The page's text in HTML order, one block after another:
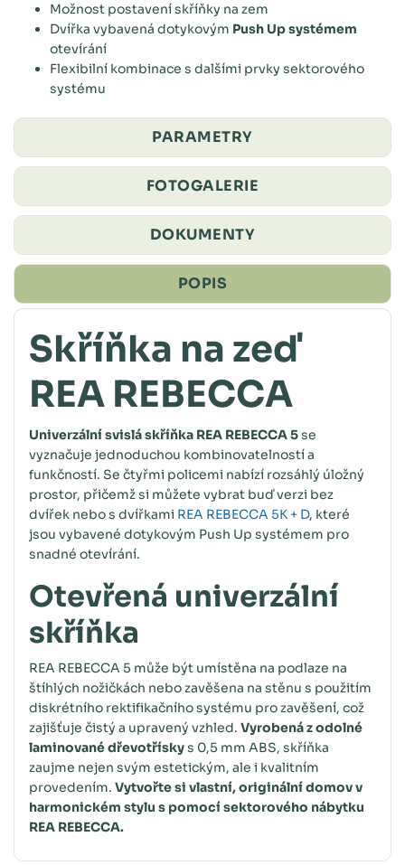
Možnost postavení skříňky na zem
Dvířka vybavená dotykovým Push Up systémem
otevírání
Flexibilní kombinace s dalšími prvky sektorového
systému
PARAMETRY
FOTOGALERIE
DOKUMENTY
POPIS
Skříňka na zeď
REA REBECCA
Univerzální svislá skříňka REA REBECCA 5se
vyznačuje jednoduchou kombinovatelností a
funkčností. Se čtyřmi policemi nabízí rozsáhlý úložný
prostor, přičemž si můžete vybrat buď verzi bez
dvířek nebo s dvířkami REA REBECCA 5K + D, které
jsou vybavené dotykovým Push Up systémem pro
snadné otevírání.
Otevřená univerzální
skříňka
REA REBECCA 5 může být umístěna na podlaze na
štíhlých nožičkách nebo zavěšena na stěnu s použitím
diskrétního rektifikačního systému pro zavěšení, což
zajišťuje čistý a upravený vzhled. Vyrobená z odolné
laminované dřevotřískys 0,5 mm ABS, skříňka
zaujme nejen svým estetickým, ale i kvalitním
provedením. Vytvořte si vlastní, originální domov v
harmonickém stylu s pomocí sektorového nábytku
REA REBECCA.